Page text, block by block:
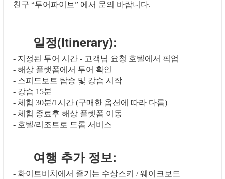
친구 “투어파이브” 에서 문의 바랍니다.
일정(Itinerary):
- 지정된 투어 시간 - 고객님 요청 호텔에서 픽업
- 해상 플랫폼에서 투어 확인
- 스피드보트 탑승 및 강습 시작
- 강습 15분
- 체험 30분/1시간 (구매한 옵션에 따라 다름)
- 체험 종료후 해상 플렛폼 이동
- 호텔/리조트로 드롭 서비스
여행 추가 정보:
- 화이트비치에서 즐기는 수상스키 / 웨이크보드